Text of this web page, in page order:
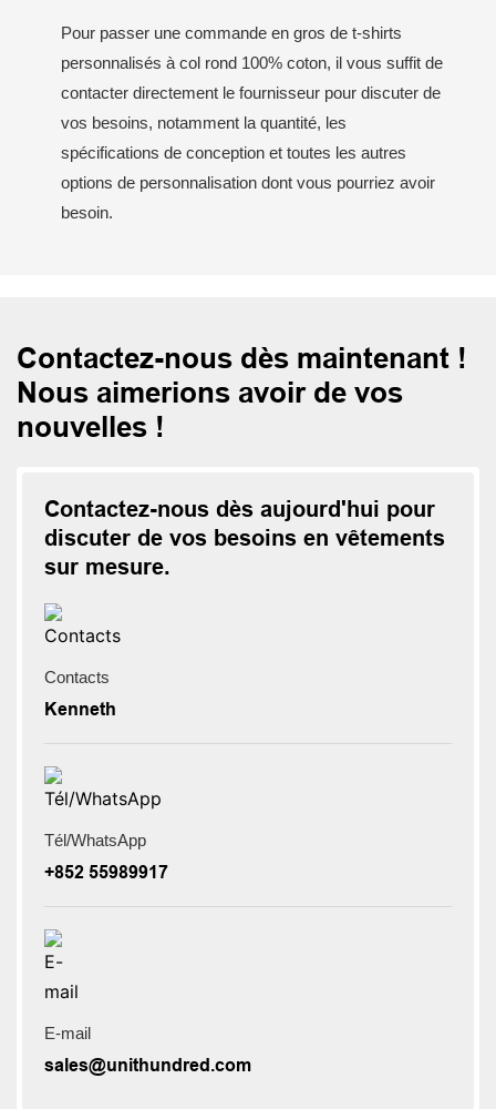
Pour passer une commande en gros de t-shirts
personnalisés à col rond 100% coton, il vous suffit de
contacter directement le fournisseur pour discuter de
vos besoins, notamment la quantité, les
spécifications de conception et toutes les autres
options de personnalisation dont vous pourriez avoir
besoin.
Contactez-nous dès maintenant !
Nous aimerions avoir de vos
nouvelles !
Contactez-nous dès aujourd'hui pour
discuter de vos besoins en vêtements
sur mesure.
Contacts
Kenneth
Tél/WhatsApp
+852 55989917
E-mail
sales@unithundred.com